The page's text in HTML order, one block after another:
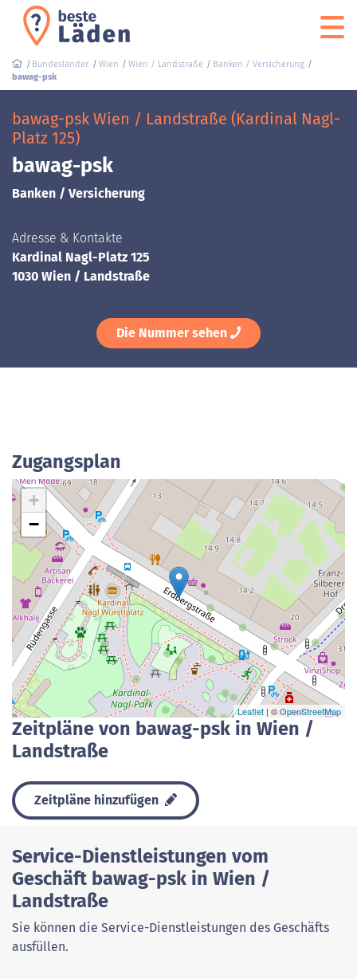
Bundesländer Wien Wien / Landstraße
Banken / Versicherung
bawag-psk
bawag-psk Wien / Landstraße (Kardinal Nagl-
Platz 125)
bawag-psk
Banken / Versicherung
Adresse & Kontakte
Kardinal Nagl-Platz 125
1030 Wien / Landstraße
Die Nummer sehen
Zugangsplan
+
−
Leaflet| ©OpenStreetMap
Zeitpläne von bawag-psk in Wien /
Landstraße
Zeitpläne hinzufügen
Service-Dienstleistungen vom
Geschäft bawag-psk in Wien /
Landstraße
Sie können die Service-Dienstleistungen des Geschäfts
ausfüllen.